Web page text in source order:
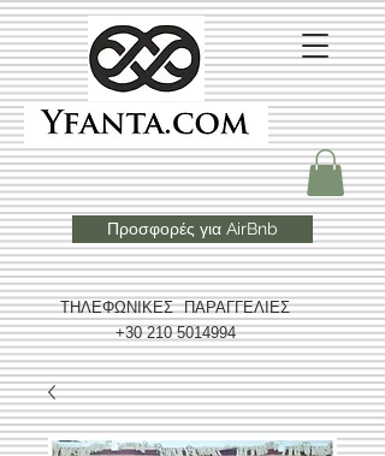
ΤΗΛΕΦΩΝΙΚΕΣ ΠΑΡΑΓΓΕΛΙΕΣ
+30 210 5014994
Προσφορές για AirBnb